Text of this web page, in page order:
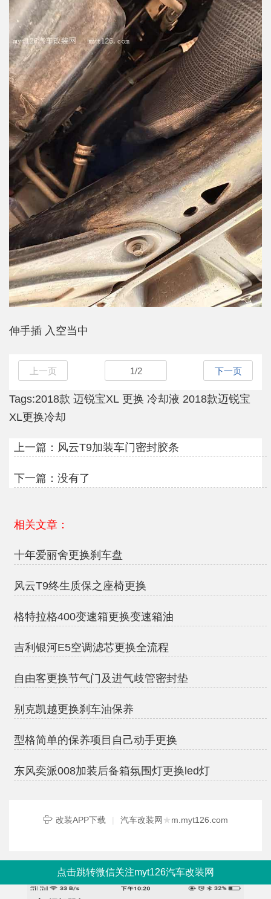
伸手插 入空当中
上一页 1/2 下一页
Tags:2018款 迈锐宝XL 更换 冷却液 2018款迈锐宝
XL更换冷却
上一篇： 风云T9加装车门密封胶条
下一篇：没有了
相关文章：
十年爱丽舍更换刹车盘
风云T9终生质保之座椅更换
格特拉格400变速箱更换变速箱油
吉利银河E5空调滤芯更换全流程
自由客更换节气门及进气歧管密封垫
别克凯越更换刹车油保养
型格简单的保养项目自己动手更换
东风奕派008加装后备箱氛围灯更换led灯
改装APP下载 | 汽车改装网 ★m.myt126.com
点击跳转微信关注myt126汽车改装网